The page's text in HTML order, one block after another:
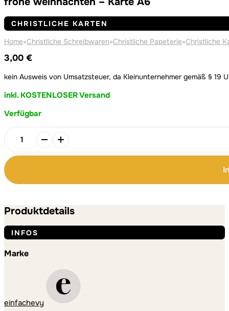
CHRISTLICHE KARTEN
Home»Christliche Schreibwaren»Christliche Papeterie»Christliche
3,00 €
kein Ausweis von Umsatzsteuer, da Kleinunternehmer gemäß § 19
inkl. KOSTENLOSER Versand
Verfügbar
frohe
weihnachten
Karte
A6
Produktdetails
INFOS
Marke
einfachevy